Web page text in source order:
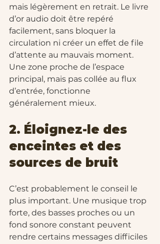
mais légèrement en retrait. Le livre
d’or audio doit être repéré
facilement, sans bloquer la
circulation ni créer un effet de file
d’attente au mauvais moment.
Une zone proche de l’espace
principal, mais pas collée au flux
d’entrée, fonctionne
généralement mieux.
2. Éloignez-le des
enceintes et des
sources de bruit
C’est probablement le conseil le
plus important. Une musique trop
forte, des basses proches ou un
fond sonore constant peuvent
rendre certains messages difficiles